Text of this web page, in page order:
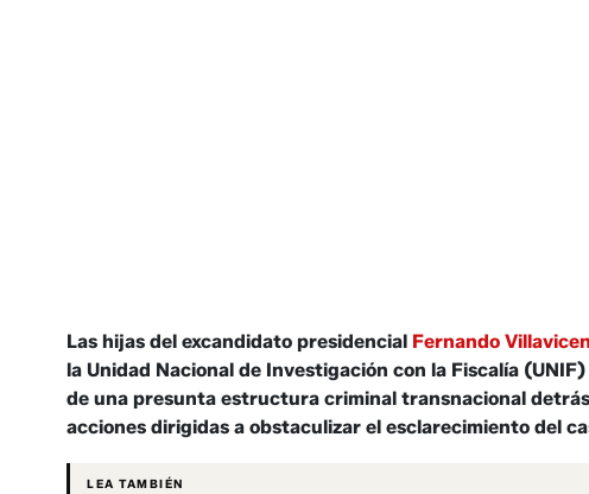
Las hijas del excandidato presidencial Fernando
la Unidad Nacional de Investigación con la Fiscalía
de una presunta estructura criminal transnacional
acciones dirigidas a obstaculizar el esclarecimiento del
LEA TAMBIÉN